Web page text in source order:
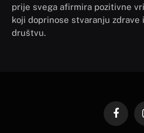
prije svega afirmira pozitivne
koji doprinose stvaranju
društvu.